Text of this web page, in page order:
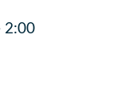
2:00